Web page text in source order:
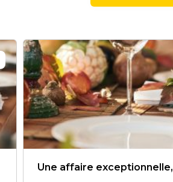
Une affaire exceptionnelle,